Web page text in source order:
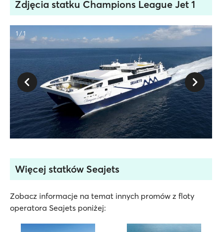
Zdjęcia statku Champions League Jet 1
1 / 1
Więcej statków Seajets
Zobacz informacje na temat innych promów z floty
operatora Seajets poniżej: